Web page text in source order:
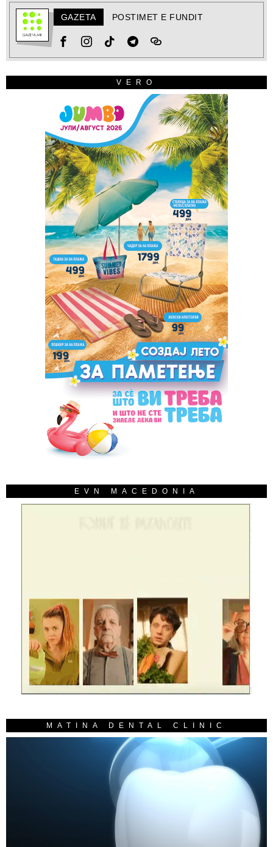
GAZETA POSTIMET E FUNDIT
VERO
EVN MACEDONIA
MATINA DENTAL CLINIC